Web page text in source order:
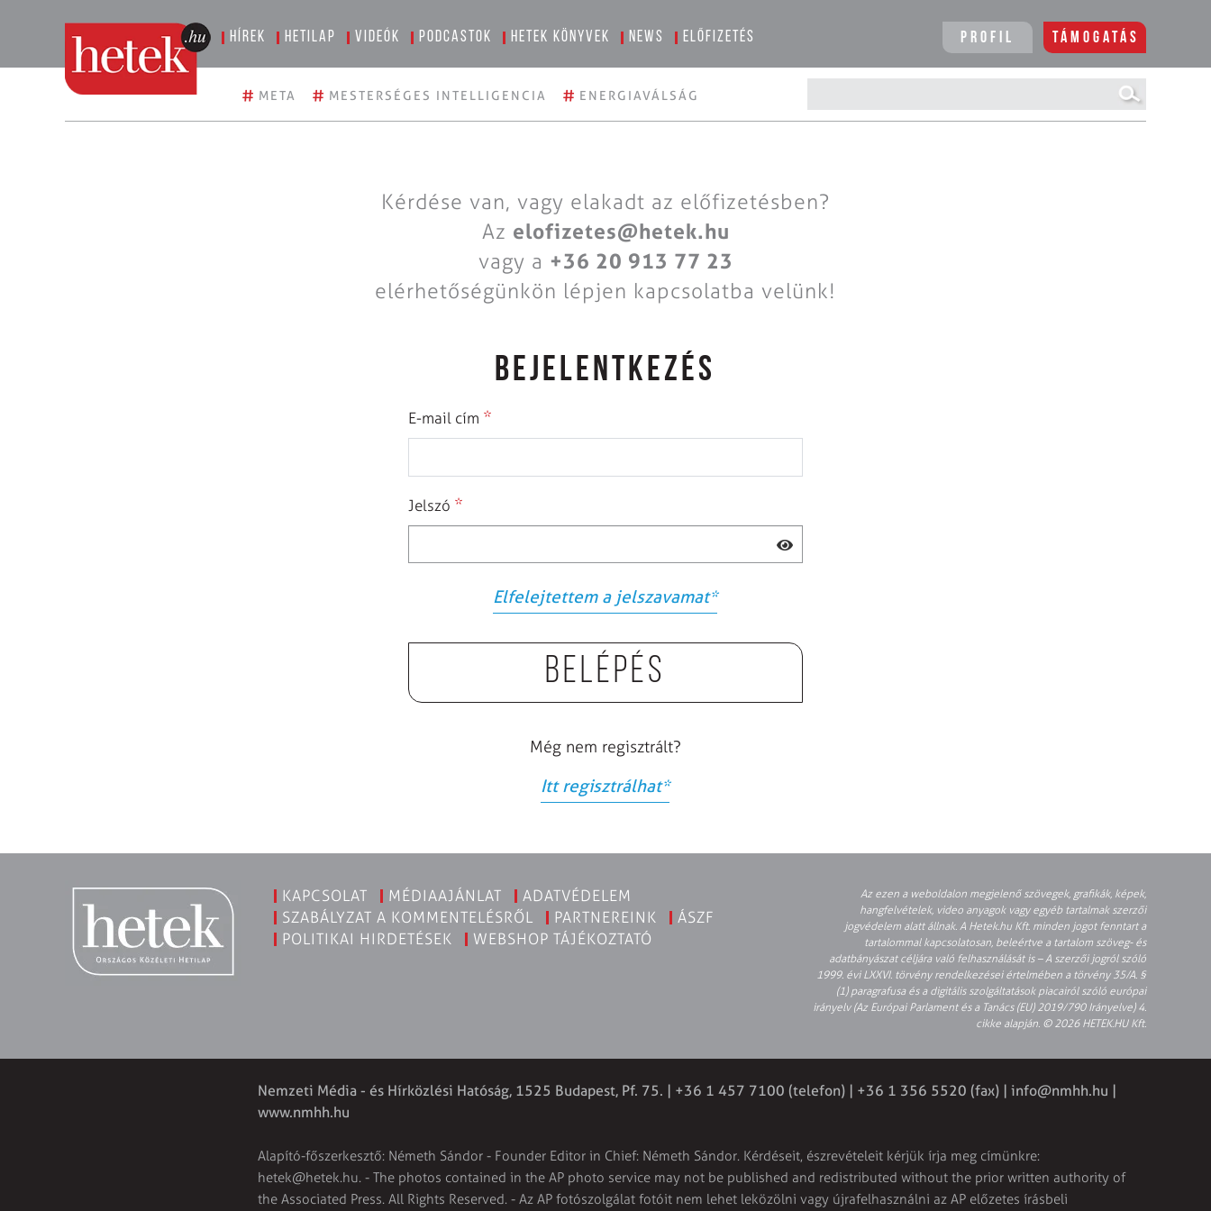
Hírek Hetilap Videók Podcastok Hetek könyvek News Előfizetés Profil Támogatás
# META # MESTERSÉGES INTELLIGENCIA # ENERGIAVÁLSÁG
Kérdése van, vagy elakadt az előfizetésben?
Az elofizetes@hetek.hu
vagy a +36 20 913 77 23
elérhetőségünkön lépjen kapcsolatba velünk!
BEJELENTKEZÉS
E-mail cím *
Jelszó *
Elfelejtettem a jelszavamat*
Belépés
Még nem regisztrált?
Itt regisztrálhat*
KAPCSOLAT MÉDIAAJÁNLAT
ADATVÉDELEM
SZABÁLYZAT A KOMMENTELÉSRŐL
PARTNEREINK
ÁSZF
POLITIKAI HIRDETÉSEK
WEBSHOP TÁJÉKOZTATÓ
Az ezen a weboldalon megjelenő szövegek, grafikák, képek,
hangfelvételek, video anyagok vagy egyéb tartalmak szerzői
jogvédelem alatt állnak. A Hetek.hu Kft. minden jogot fenntart a
tartalommal kapcsolatosan, beleértve a tartalom szöveg- és
adatbányászat céljára való felhasználását is – A szerzői jogról szóló
1999. évi LXXVI. törvény rendelkezései értelmében a törvény 35/A. §
(1) paragrafusa és a digitális szolgáltatások piacairól szóló európai
irányelv (Az Európai Parlament és a Tanács (EU) 2019/790 Irányelve) 4.
cikke alapján. © 2026 HETEK.HU Kft.
Nemzeti Média - és Hírközlési Hatóság, 1525 Budapest, Pf. 75. | +36 1 457 7100 (telefon) | +36 1 356 5520 (fax) | info@nmhh.hu |
www.nmhh.hu
Alapító-főszerkesztő: Németh Sándor - Founder Editor in Chief: Németh Sándor. Kérdéseit, észrevételeit kérjük írja meg címünkre:
hetek@hetek.hu. - The photos contained in the AP photo service may not be published and redistributed without the prior written authority of
the Associated Press. All Rights Reserved. - Az AP fotószolgálat fotóit nem lehet leközölni vagy újrafelhasználni az AP előzetes írásbeli